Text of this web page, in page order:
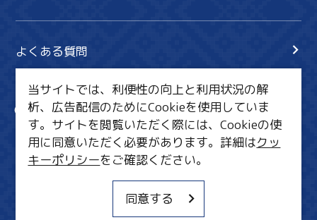
よくある質問
サイト内検索
共有
行きたいリスト
MICE・教育・観光事業者の皆様へ
当サイトでは、利便性の向上と利用状況の解
析、広告配信のためにCookieを使用していま
す。サイトを閲覧いただく際には、Cookieの使
用に同意いただく必要があります。詳細はクッ
キーポリシーをご確認ください。
同意する